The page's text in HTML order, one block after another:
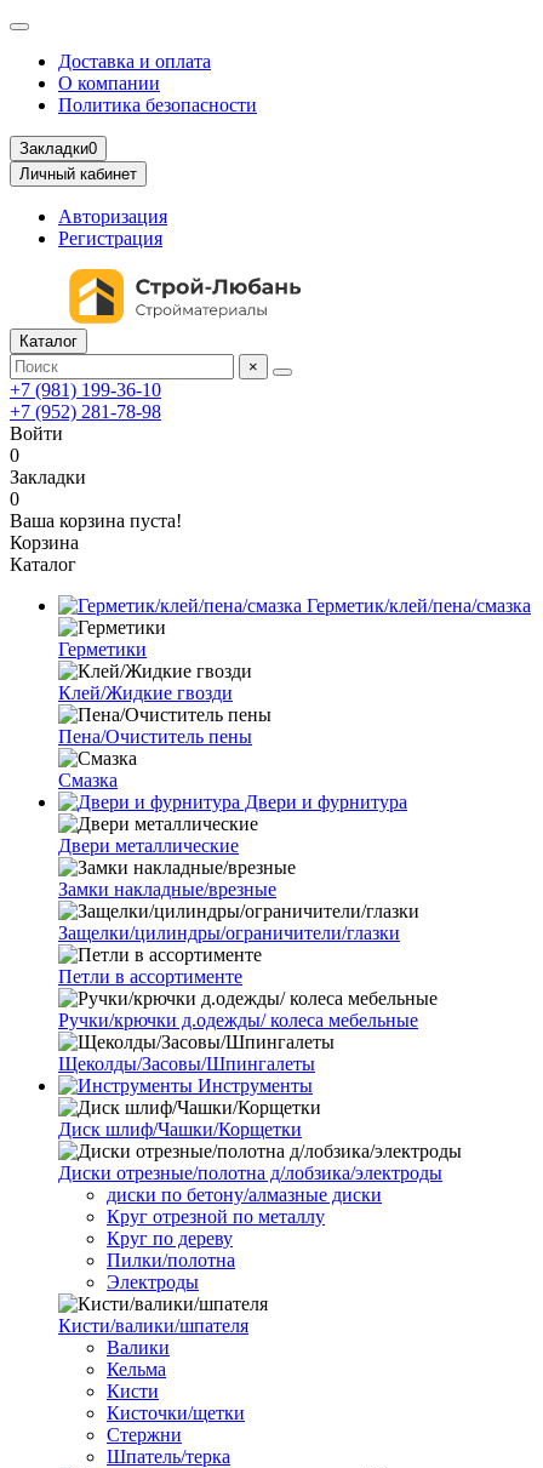
Доставка и оплата
О компании
Политика безопасности
Закладки0
Личный кабинет
Авторизация
Регистрация
Каталог
×
+7 (981) 199-36-10
+7 (952) 281-78-98
Войти
0
Закладки
0
Ваша корзина пуста!
Корзина
Каталог
Герметик/клей/пена/смазка
Герметики
Клей/Жидкие гвозди
Пена/Очиститель пены
Смазка
Двери и фурнитура
Двери металлические
Замки накладные/врезные
Защелки/цилиндры/ограничители/глазки
Петли в ассортименте
Ручки/крючки д.одежды/ колеса мебельные
Щеколды/Засовы/Шпингалеты
Инструменты
Диск шлиф/Чашки/Корщетки
Диски отрезные/полотна д/лобзика/электроды
диски по бетону/алмазные диски
Круг отрезной по металлу
Круг по дереву
Пилки/полотна
Электроды
Кисти/валики/шпателя
Валики
Кельма
Кисти
Кисточки/щетки
Стержни
Шпатель/терка